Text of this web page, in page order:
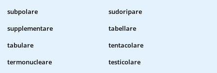
subpolare
sudoripare
supplementare
tabellare
tabulare
tentacolare
termonucleare
testicolare